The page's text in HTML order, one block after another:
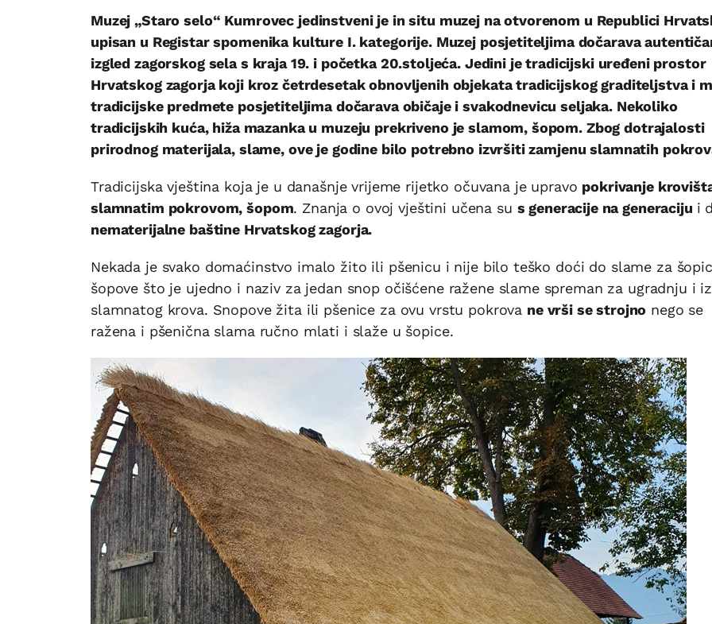
Muzej „Staro selo“ Kumrovec jedinstveni je in situ muzej na otvorenom u Republici
upisan u Registar spomenika kulture I. kategorije. Muzej posjetiteljima dočarava
izgled zagorskog sela s kraja 19. i početka 20.stoljeća. Jedini je tradicijski uređeni prostor
Hrvatskog zagorja koji kroz četrdesetak obnovljenih objekata tradicijskog graditeljstva i
tradicijske predmete posjetiteljima dočarava običaje i svakodnevicu seljaka. Nekoliko
tradicijskih kuća, hiža mazanka u muzeju prekriveno je slamom, šopom. Zbog dotrajalosti
prirodnog materijala, slame, ove je godine bilo potrebno izvršiti zamjenu slamnatih
Tradicijska vještina koja je u današnje vrijeme rijetko očuvana je upravo pokrivanje
slamnatim pokrovom, šopom. Znanja o ovoj vještini učena su s generacije na generaciju i
nematerijalne baštine Hrvatskog zagorja.
Nekada je svako domaćinstvo imalo žito ili pšenicu i nije bilo teško doći do slame za
šopove što je ujedno i naziv za jedan snop očišćene ražene slame spreman za ugradnju i
slamnatog krova. Snopove žita ili pšenice za ovu vrstu pokrova ne vrši se strojno nego se
ražena i pšenična slama ručno mlati i slaže u šopice.